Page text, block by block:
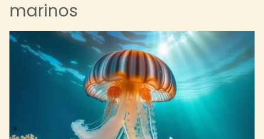
marinos